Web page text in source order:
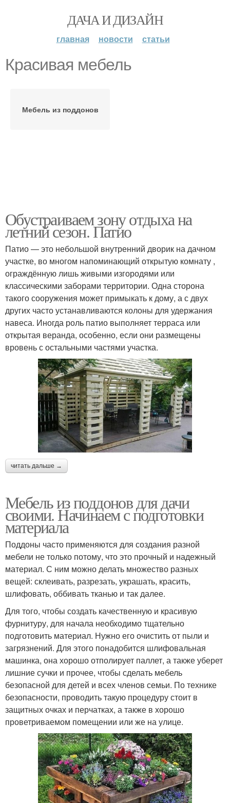
ДАЧА И ДИЗАЙН
главная новости статьи
Красивая мебель
Мебель из поддонов
Обустраиваем зону отдыха на
летний сезон. Патио
Патио — это небольшой внутренний дворик на дачном
участке, во многом напоминающий открытую комнату ,
ограждённую лишь живыми изгородями или
классическими заборами территории. Одна сторона
такого сооружения может примыкать к дому, а с двух
других часто устанавливаются колоны для удержания
навеса. Иногда роль патио выполняет терраса или
открытая веранда, особенно, если они размещены
вровень с остальными частями участка.
читать дальше →
Мебель из поддонов для дачи
своими. Начинаем с подготовки
материала
Поддоны часто применяются для создания разной
мебели не только потому, что это прочный и надежный
материал. С ним можно делать множество разных
вещей: склеивать, разрезать, украшать, красить,
шлифовать, оббивать тканью и так далее.
Для того, чтобы создать качественную и красивую
фурнитуру, для начала необходимо тщательно
подготовить материал. Нужно его очистить от пыли и
загрязнений. Для этого понадобится шлифовальная
машинка, она хорошо отполирует паллет, а также уберет
лишние сучки и прочее, чтобы сделать мебель
безопасной для детей и всех членов семьи. По технике
безопасности, проводить такую процедуру стоит в
защитных очках и перчатках, а также в хорошо
проветриваемом помещении или же на улице.